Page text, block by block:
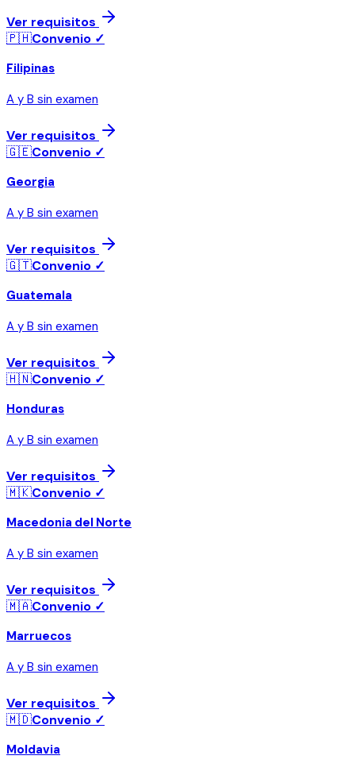
Ver requisitos
🇵🇭Convenio ✓
Filipinas
A y B sin examen
Ver requisitos
🇬🇪Convenio ✓
Georgia
A y B sin examen
Ver requisitos
🇬🇹Convenio ✓
Guatemala
A y B sin examen
Ver requisitos
🇭🇳Convenio ✓
Honduras
A y B sin examen
Ver requisitos
🇲🇰Convenio ✓
Macedonia del Norte
A y B sin examen
Ver requisitos
🇲🇦Convenio ✓
Marruecos
A y B sin examen
Ver requisitos
🇲🇩Convenio ✓
Moldavia